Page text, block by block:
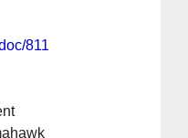
8119611?